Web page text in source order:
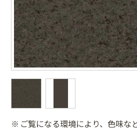
ご覧になる環境により、色味な